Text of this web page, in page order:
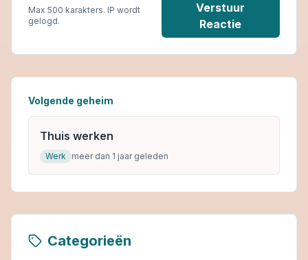
Max 500 karakters. IP wordt
gelogd.
Verstuur
Reactie
Volgende geheim
Thuis werken
Werk meer dan 1 jaar geleden
Categorieën